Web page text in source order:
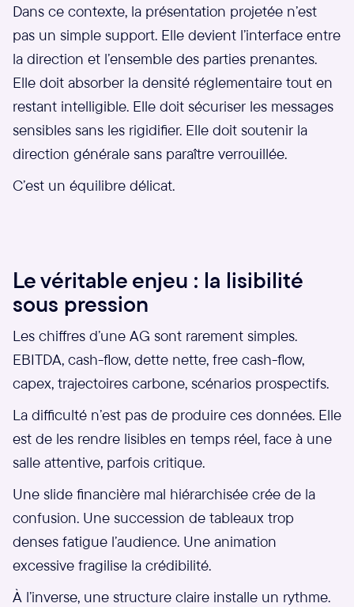
Dans ce contexte, la présentation projetée n’est
pas un simple support. Elle devient l’interface entre
la direction et l’ensemble des parties prenantes.
Elle doit absorber la densité réglementaire tout en
restant intelligible. Elle doit sécuriser les messages
sensibles sans les rigidifier. Elle doit soutenir la
direction générale sans paraître verrouillée.
C’est un équilibre délicat.
Le véritable enjeu : la lisibilité
sous pression
Les chiffres d’une AG sont rarement simples.
EBITDA, cash-flow, dette nette, free cash-flow,
capex, trajectoires carbone, scénarios prospectifs.
La difficulté n’est pas de produire ces données. Elle
est de les rendre lisibles en temps réel, face à une
salle attentive, parfois critique.
Une slide financière mal hiérarchisée crée de la
confusion. Une succession de tableaux trop
denses fatigue l’audience. Une animation
excessive fragilise la crédibilité.
À l’inverse, une structure claire installe un rythme.